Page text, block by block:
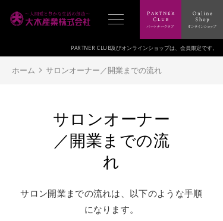
PARTNER CLUB及びオンラインショップは、会員限定です。
ホーム サロンオーナー／開業までの流れ
サロンオーナー
／開業までの流
れ
サロン開業までの流れは、以下のような手順
になります。